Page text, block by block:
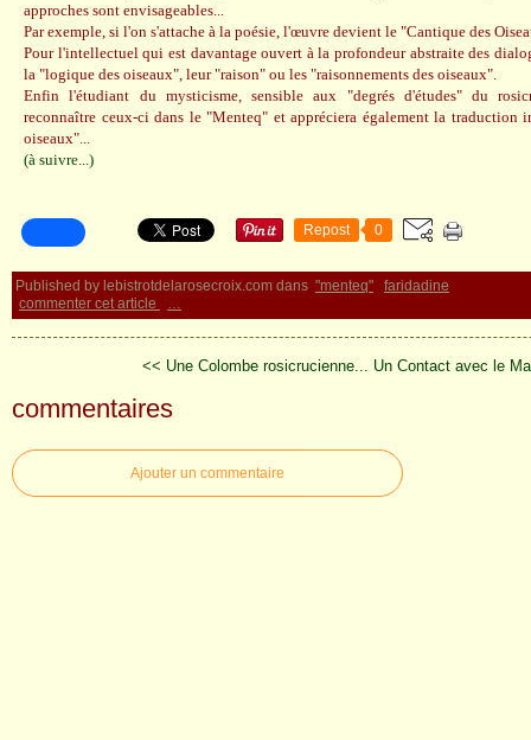
approches sont envisageables...
Par exemple, si l'on s'attache à la poésie, l'œuvre devient le "Cantique des
Pour l'intellectuel qui est davantage ouvert à la profondeur abstraite des
la "logique des oiseaux", leur "raison" ou les "raisonnements des oiseaux".
Enfin l'étudiant du mysticisme, sensible aux "degrés d'études" du
reconnaître ceux-ci dans le "Menteq" et appréciera également la traduction
oiseaux"...
(à suivre...)
Repost 0
Published by lebistrotdelarosecroix.com dans "menteq"
faridadine
commenter cet article
…
<< Une Colombe rosicrucienne... Un Contact avec le
commentaires
Ajouter un commentaire